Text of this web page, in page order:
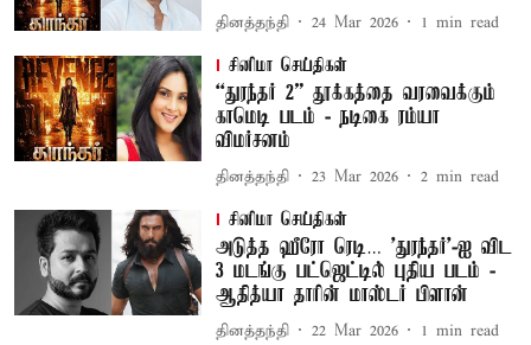
தினத்தந்தி 24 Mar 2026 1 min read
சினிமா செய்திகள்
“துரந்தர் 2” தூக்கத்தை வரவைக்கும்
காமெடி படம் - நடிகை ரம்யா
விமர்சனம்
தினத்தந்தி 23 Mar 2026 2 min read
சினிமா செய்திகள்
அடுத்த ஹீரோ ரெடி… ’துரந்தர்’-ஐ விட
3 மடங்கு பட்ஜெட்டில் புதிய படம் -
ஆதித்யா தாரின் மாஸ்டர் பிளான்
தினத்தந்தி 22 Mar 2026 1 min read